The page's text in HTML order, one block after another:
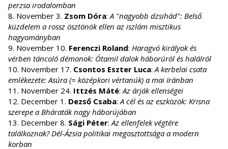
perzsa irodalomban
8. November 3. Zsom Dóra:A "nagyobb dzsihád": Belső
küzdelem a rossz ösztönök ellen az iszlám misztikus
hagyományban
9. November 10. Ferenczi Roland: Haragvó királyok és
vérben táncoló démonok: Ótamil dalok háborúról és halálról
10. November 17. Csontos Eszter Luca:A kerbelai csata
emlékezete: Asúra (= középkori vértanúk) a mai Iránban
11. November 24. Ittzés Máté:Az árják ellenségei
12. December 1. Dezső Csaba:A cél és az eszközök: Krisna
szerepe a Bháraták nagy háborújában
13. December 8. Sági Péter:Az ellenfelek végtére
találkoznak? Dél-Ázsia politikai megosztottsága a modern
korban